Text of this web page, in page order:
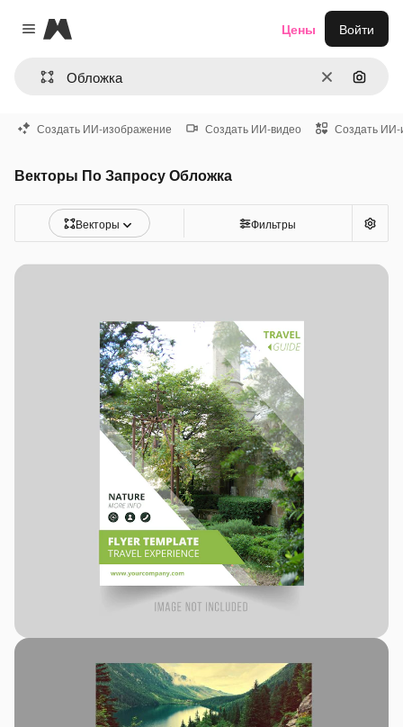
Close menu
Magnific
ОчиститьПоиск
Цены Войти
Создать ИИ-изображение Создать ИИ-видео Создать ИИ-
Векторы По Запросу Обложка
Векторы Фильтры